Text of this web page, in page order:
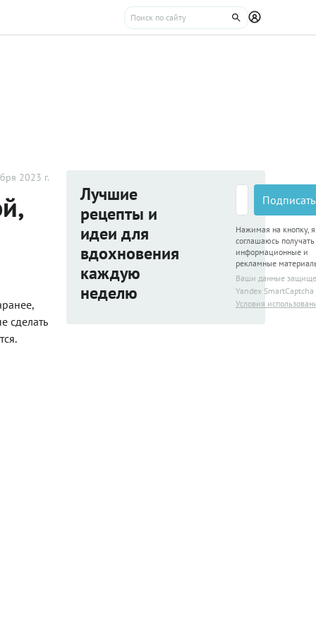
2023 г.
сделать
Лучшие
рецепты и
идеи для
вдохновения
каждую
неделю
Нажимая на кнопку, я
соглашаюсь получать
информационные и
рекламные
Ваши данные
Yandex SmartCaptcha
Условия